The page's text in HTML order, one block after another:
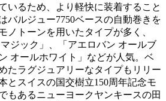
いるため、より軽快に装着すること
バルジュー7750ベースの自動巻きを
ノトーンを用いたタイプが多く、
ジック」、「アエロバン オールブ
オールホワイト」などが人気。ベ
たラグジュアリーなタイプもリリー
とスイスの国交樹立150周年記念モ
もあるニューヨークヤンキースの田